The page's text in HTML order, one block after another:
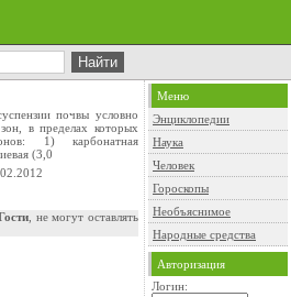
почвы условно
в пределах которых
1) карбонатная
(3,0
, не могут оставлять
Меню
Энциклопедии
Наука
Человек
Гороскопы
Необъяснимое
Народные средства
Авторизация
Логин: